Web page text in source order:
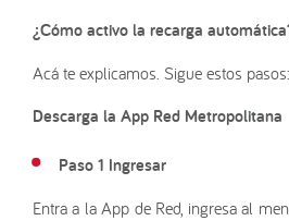
¿Cómo activo la recarga
Acá te explicamos. Sigue estos pasos:
Descarga la App Red Metropolitana
Paso 1 Ingresar
Entra a la App de Red, ingresa al